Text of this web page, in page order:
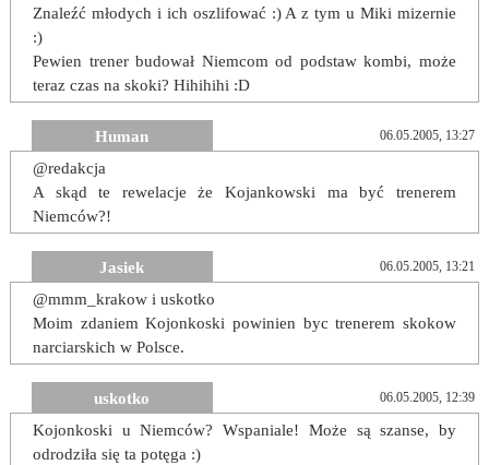
Znaleźć młodych i ich oszlifować :) A z tym u Miki mizernie
:)
Pewien trener budował Niemcom od podstaw kombi, może
teraz czas na skoki? Hihihihi :D
Human 06.05.2005, 13:27
@redakcja
A skąd te rewelacje że Kojankowski ma być trenerem
Niemców?!
Jasiek 06.05.2005, 13:21
@mmm_krakow i uskotko
Moim zdaniem Kojonkoski powinien byc trenerem skokow
narciarskich w Polsce.
uskotko 06.05.2005, 12:39
Kojonkoski u Niemców? Wspaniale! Może są szanse, by
odrodziła się ta potęga :)